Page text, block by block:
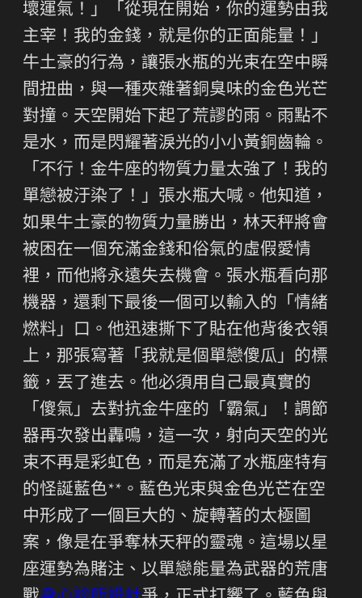
壞運氣！」「從現在開始，你的運勢由我
主宰！我的金錢，就是你的正面能量！」
牛土豪的行為，讓張水瓶的光束在空中瞬
間扭曲，與一種夾雜著銅臭味的金色光芒
對撞。天空開始下起了荒謬的雨。雨點不
是水，而是閃耀著淚光的小小黃銅齒輪。
「不行！金牛座的物質力量太強了！我的
單戀被汙染了！」張水瓶大喊。他知道，
如果牛土豪的物質力量勝出，林天秤將會
被困在一個充滿金錢和俗氣的虛假愛情
裡，而他將永遠失去機會。張水瓶看向那
機器，還剩下最後一個可以輸入的「情緒
燃料」口。他迅速撕下了貼在他背後衣領
上，那張寫著「我就是個單戀傻瓜」的標
籤，丟了進去。他必須用自己最真實的
「傻氣」去對抗金牛座的「霸氣」！調節
器再次發出轟鳴，這一次，射向天空的光
束不再是彩虹色，而是充滿了水瓶座特有
的怪誕藍色**。藍色光束與金色光芒在空
中形成了一個巨大的、旋轉著的太極圖
案，像是在爭奪林天秤的靈魂。這場以星
座運勢為賭注、以單戀能量為武器的荒唐